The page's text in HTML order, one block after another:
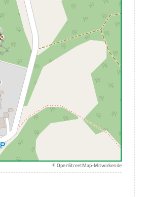
© OpenStreetMap-Mitwirkende